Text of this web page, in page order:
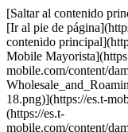
[Saltar al contenido
[Ir al pie de
contenido
Mobile
mobile.com/content/
18.png)](https://es.t-
(https://es.t-
mobile.com/content/